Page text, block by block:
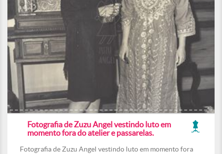
Fotografia de Zuzu Angel vestindo luto em
momento fora do atelier e passarelas.
Fotografia de Zuzu Angel vestindo luto em momento fora